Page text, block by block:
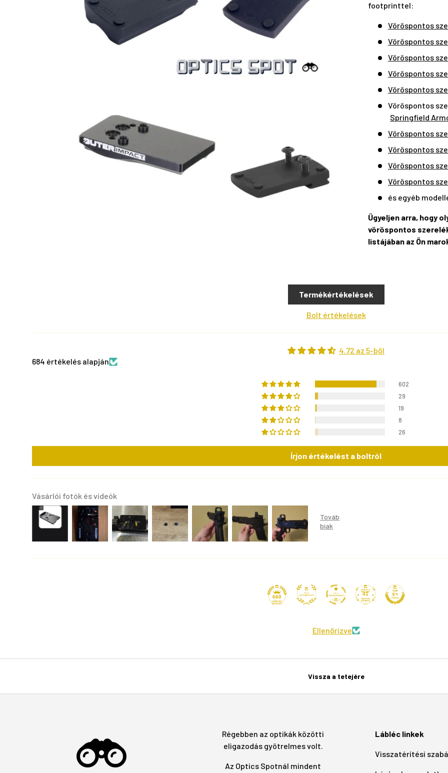
footprinttel:
Vöröspontos
Vöröspontos
Vöröspontos
Vöröspontos
Vöröspontos
Vöröspontos
Springfield
Vöröspontos
Vöröspontos
Vöröspontos
Vöröspontos
és egyéb
Ügyeljen arra, hogy
vöröspontos
listájában az Ön
Termékértékelések
Bolt értékelések
4.72 az 5-ből
684 értékelés alapján
602
29
19
8
26
Írjon értékelést a boltról
Vásárlói fotók és videók
660
41
Ellenőrizve
Vissza a tetejére
Régebben az optikák közötti
eligazodás gyötrelmes volt.
Az Optics Spotnál mindent
Lábléc linkek
Visszatérítési